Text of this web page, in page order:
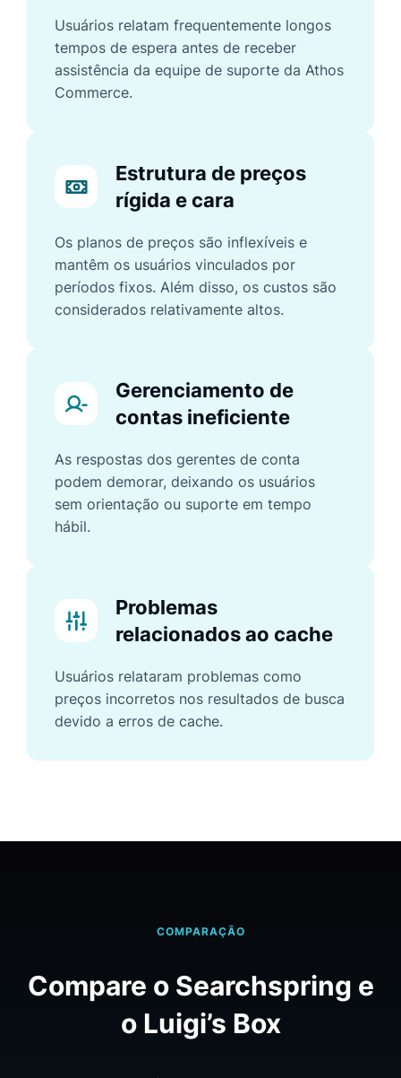
Usuários relatam frequentemente longos
tempos de espera antes de receber
assistência da equipe de suporte da Athos
Commerce.
Estrutura de preços
rígida e cara
Os planos de preços são inflexíveis e
mantêm os usuários vinculados por
períodos fixos. Além disso, os custos são
considerados relativamente altos.
Gerenciamento de
contas ineficiente
As respostas dos gerentes de conta
podem demorar, deixando os usuários
sem orientação ou suporte em tempo
hábil.
Problemas
relacionados ao cache
Usuários relataram problemas como
preços incorretos nos resultados de busca
devido a erros de cache.
COMPARAÇÃO
Compare o Searchspring e
o Luigi’s Box